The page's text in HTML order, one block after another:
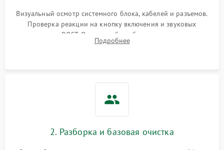
Визуальный осмотр системного блока, кабелей и разъемов.
Проверка реакции на кнопку включения и звуковых
сигналов POST. Оценка работы блока питания для
локализации базовых неисправностей без полного разбора.
Подробнее
2. Разборка и базовая очистка